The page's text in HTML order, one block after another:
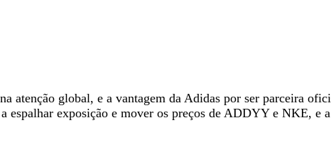
atenção global, e a vantagem da Adidas por ser parceira
espalhar exposição e mover os preços de ADDYY e NKE, e